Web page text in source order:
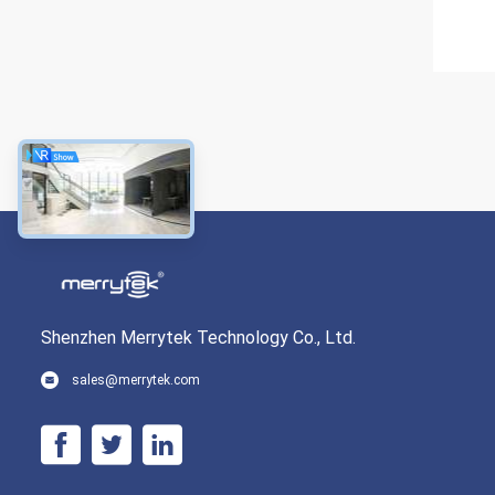
Shenzhen Merrytek Technology Co., Ltd.
sales@merrytek.com